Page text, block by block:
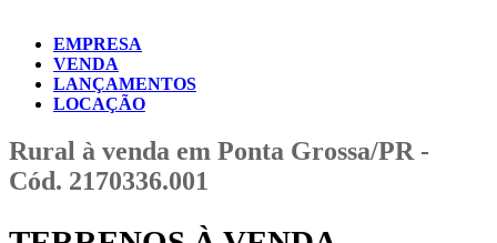
EMPRESA
VENDA
LANÇAMENTOS
LOCAÇÃO
Rural à venda em Ponta Grossa/PR -
Cód. 2170336.001